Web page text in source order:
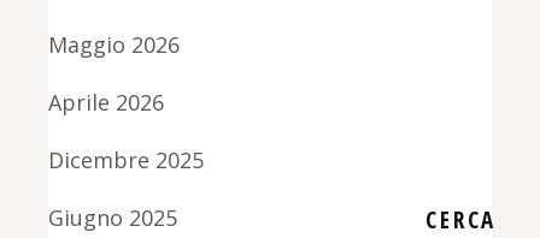
CERCA
Maggio 2026
Aprile 2026
Dicembre 2025
Giugno 2025